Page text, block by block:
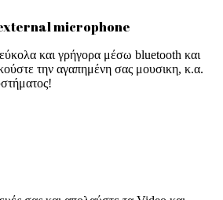
microphone
και γρήγορα μέσω bluetooth και
την αγαπημένη σας μουσικη, κ.α.